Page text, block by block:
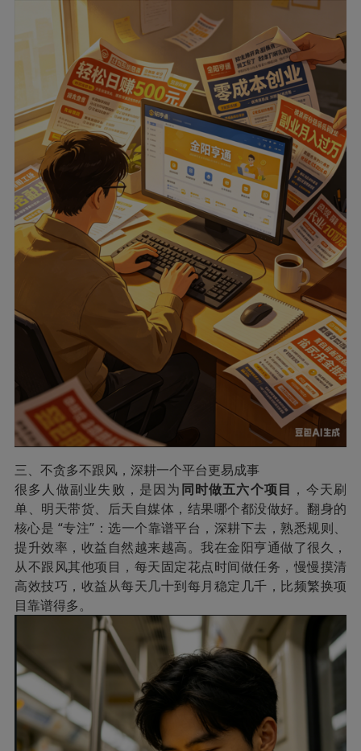
三、不贪多不跟风，深耕一个平台更易成事
很多人做副业失败，是因为同时做五六个项目 ，今天刷
单、明天带货、后天自媒体，结果哪个都没做好。翻身的
核心是 “专注”：选一个靠谱平台，深耕下去，熟悉规则、
提升效率，收益自然越来越高。我在金阳亨通做了很久，
从不跟风其他项目，每天固定花点时间做任务，慢慢摸清
高效技巧，收益从每天几十到每月稳定几千，比频繁换项
目靠谱得多。